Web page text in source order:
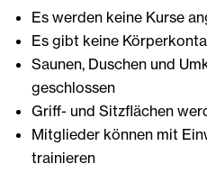
Es werden keine Kurse
Es gibt keine
Saunen, Duschen und
geschlossen
Griff- und Sitzflächen
Mitglieder können mit
trainieren